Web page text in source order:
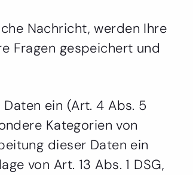
Nachricht, werden Ihre
Fragen gespeichert und
ein (Art. 4 Abs. 5
Kategorien von
dieser Daten ein
von Art. 13 Abs. 1 DSG,